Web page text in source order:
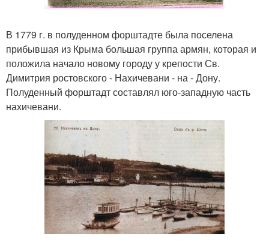
В 1779 г. в полуденном форштадте была поселена
прибывшая из Крыма большая группа армян, которая и
положила начало новому городу у крепости Св.
Димитрия ростовского - Нахичевани - на - Дону.
Полуденный форштадт составлял юго-западную часть
нахичевани.